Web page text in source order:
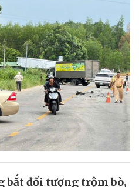
bắt đối tượng trộm bò,